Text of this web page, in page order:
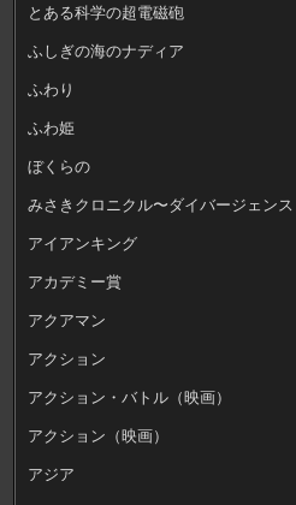
とある科学の超電磁砲
ふしぎの海のナディア
ふわり
ふわ姫
ぼくらの
みさきクロニクル〜ダイバージェン
アイアンキング
アカデミー賞
アクアマン
アクション
アクション・バトル（映画）
アクション（映画）
アジア